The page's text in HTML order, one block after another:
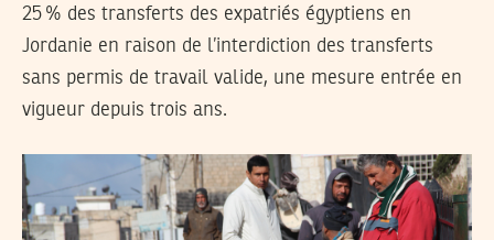
25 % des transferts des expatriés égyptiens en
Jordanie en raison de l’interdiction des transferts
sans permis de travail valide, une mesure entrée en
vigueur depuis trois ans.